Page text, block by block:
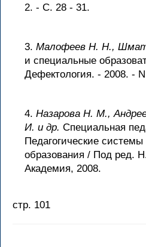
2. - С. 28 - 31.
3. Малофеев Н. Н.,
и специальные
Дефектология. - 2008. -
4. Назарова Н. М.,
И. и др. Специальная
Педагогические системы
образования / Под ред.
Академия, 2008.
стр. 101